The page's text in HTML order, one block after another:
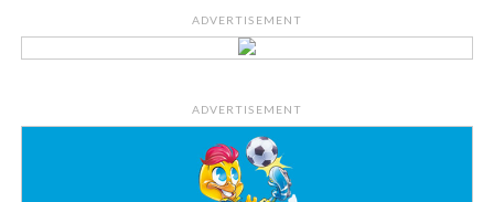
ADVERTISEMENT
ADVERTISEMENT